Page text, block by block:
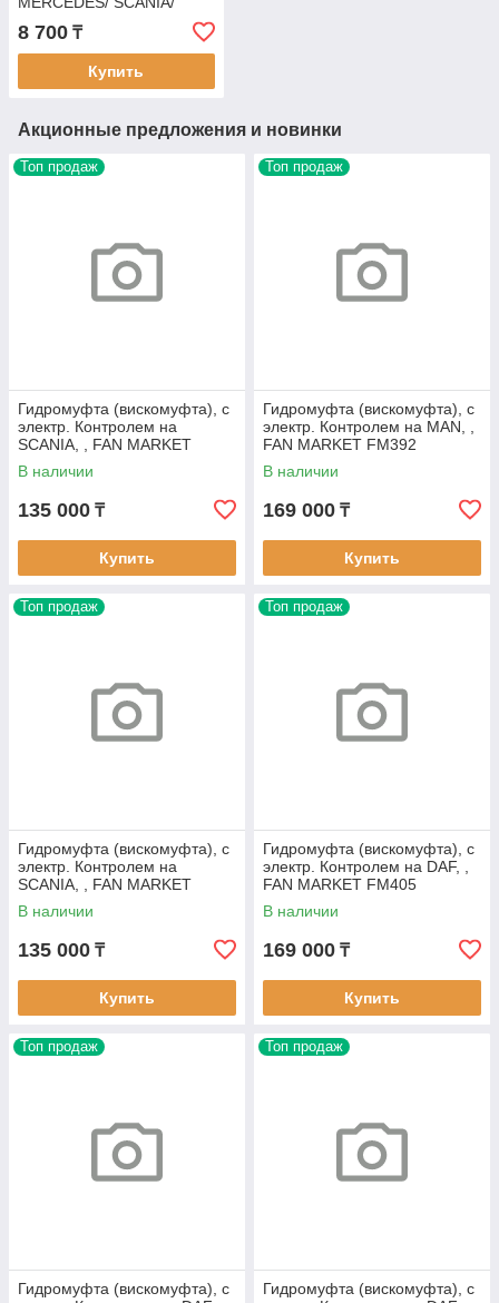
IVECO/ RVI/ VOLVO, МАН/
МЕРСЕДЕС/ СКАНИЯ/
ИВЕКО/
8 700 ₸
Купить
Акционные предложения и новинки
Топ продаж
Гидромуфта (вискомуфта), с
электр. Контролем на
SCANIA, , FAN MARKET
FM382
В наличии
135 000 ₸
Купить
Топ продаж
Гидромуфта (вискомуфта), с
электр. Контролем на MAN, ,
FAN MARKET FM392
В наличии
169 000 ₸
Купить
Топ продаж
Гидромуфта (вискомуфта), с
электр. Контролем на
SCANIA, , FAN MARKET
FM305
В наличии
135 000 ₸
Купить
Топ продаж
Гидромуфта (вискомуфта), с
электр. Контролем на DAF, ,
FAN MARKET FM405
В наличии
169 000 ₸
Купить
Топ продаж
Гидромуфта (вискомуфта), с
Топ продаж
Гидромуфта (вискомуфта), с